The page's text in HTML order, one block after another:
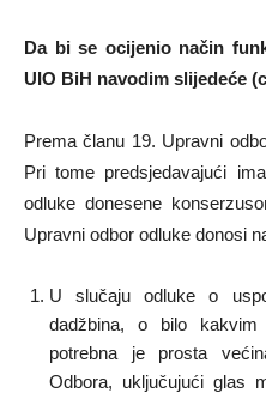
Da bi se ocijenio način
UIO BiH navodim slijedeće
Prema članu 19. Upravni
Pri tome predsjedavajući
odluke donesene
Upravni odbor odluke donosi
U slučaju odluke o
dadžbina, o bilo kakvim
potrebna je prosta
Odbora, uključujući glas